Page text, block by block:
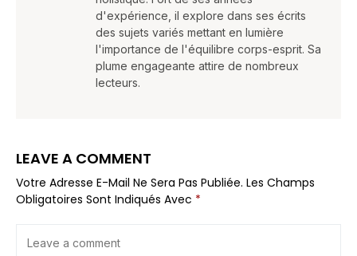
d'expérience, il explore dans ses écrits
des sujets variés mettant en lumière
l'importance de l'équilibre corps-esprit. Sa
plume engageante attire de nombreux
lecteurs.
LEAVE A COMMENT
Votre Adresse E-Mail Ne Sera Pas Publiée. Les Champs
Obligatoires Sont Indiqués Avec *